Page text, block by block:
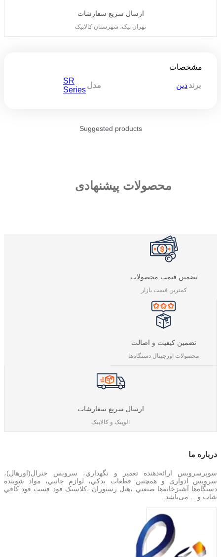
ارسال سریع سفارشات
تهران پیک، شهرستان کالاپیک
مشخصات
برنددین مدل
SR
Series
Suggested products
محصولات پیشنهادی
تضمین قیمت محصولات
کمترین قیمت بازار
تضمین کیفیت و اصالت
محصولات اورجینال دستگاه‌ها
ارسال سریع سفارشات
الوپیک و کالاپیک
درباره‌ ما
سوپرسرویس ارائه‌دهنده تعمير و نگهداري، سرویس جنرال(اورهال)،
سرویس‌ ادواری و همچنین قطعات يدکي، لوازم جانبي، مواد شوینده
دستگاه‌ها آشپزخانه‌ها صنعتي ،هتل رستوران ،کلاسیک فود فست فود کافي
شاپ و… می‌باشد.